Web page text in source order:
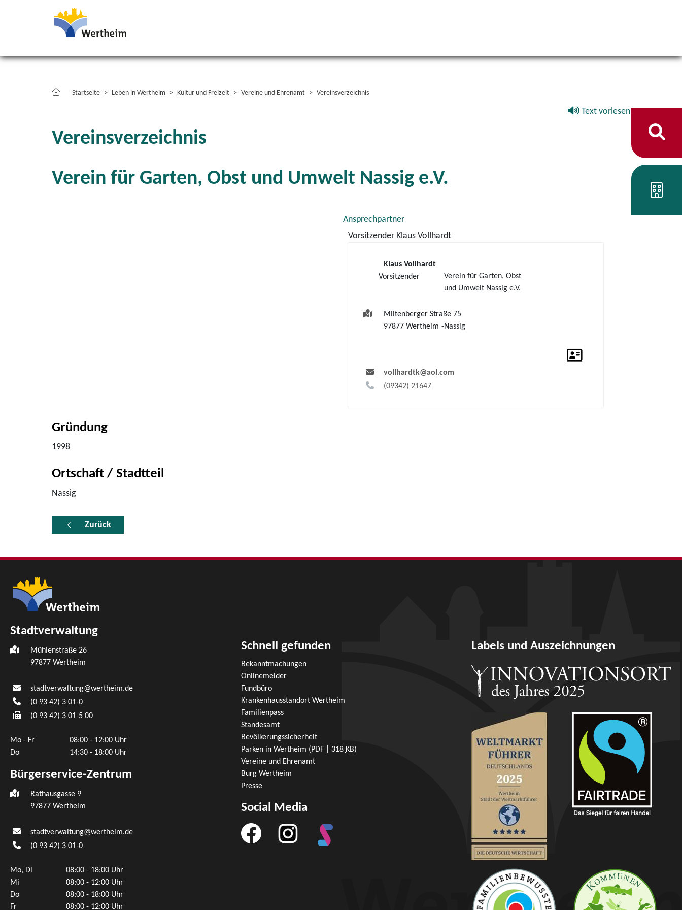
Startseite Leben in Wertheim Kultur und Freizeit Vereine und Ehrenamt Vereinsverzeichnis
Text vorlesen
Vereinsverzeichnis
Verein für Garten, Obst und Umwelt Nassig e.V.
Ansprechpartner
Vorsitzender Klaus Vollhardt
Vorsitzender
Klaus Vollhardt
Verein für Garten, Obst
und Umwelt Nassig e.V.
Nassig
Miltenberger Straße 75
97877 Wertheim
vollhardtk@aol.com
(09342) 21647
Gründung
1998
Ortschaft / Stadtteil
Nassig
Zurück
Stadtverwaltung
Mühlenstraße 26
97877 Wertheim
stadtverwaltung@wertheim.de
(0 93 42) 3 01-0
(0 93 42) 3 01-5 00
Mo - Fr
08:00 - 12:00 Uhr
Do
14:30 - 18:00 Uhr
Bürgerservice-Zentrum
Rathausgasse 9
97877 Wertheim
stadtverwaltung@wertheim.de
(0 93 42) 3 01-0
Mo, Di
08:00 - 18:00 Uhr
Mi
08:00 - 12:00 Uhr
Do
08:00 - 18:00 Uhr
Fr
08:00 - 12:00 Uhr
Schnell gefunden
Bekanntmachungen
Onlinemelder
Fundbüro
Krankenhausstandort Wertheim
Familienpass
Standesamt
Bevölkerungssicherheit
Parken in Wertheim (PDF | 318 KB)
Vereine und Ehrenamt
Burg Wertheim
Presse
Social Media
Labels und Auszeichnungen